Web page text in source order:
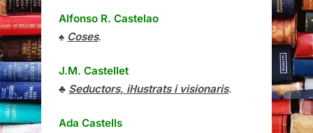
Alfonso R. Castelao
♠ Coses.
J.M. Castellet
♣ Seductors, il·lustrats i visionaris.
Ada Castells